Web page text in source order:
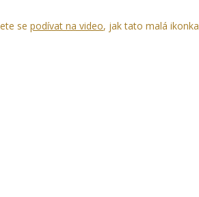
sepodívat na video, jak tato malá ikonka